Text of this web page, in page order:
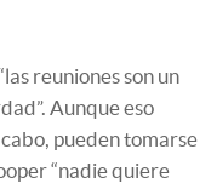
reuniones son un
Aunque eso
pueden tomarse
“nadie quiere